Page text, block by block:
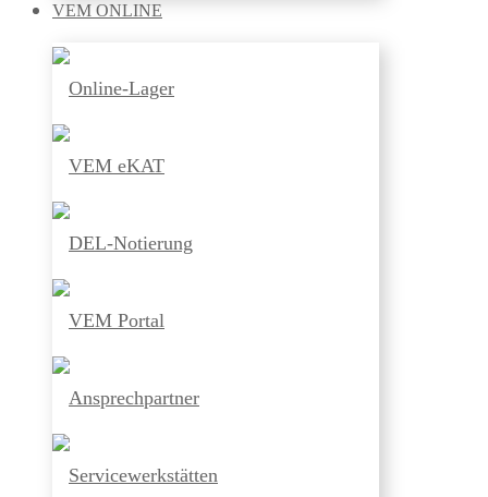
VEM ONLINE
Online-Lager
VEM eKAT
DEL-Notierung
VEM Portal
Ansprechpartner
Servicewerkstätten